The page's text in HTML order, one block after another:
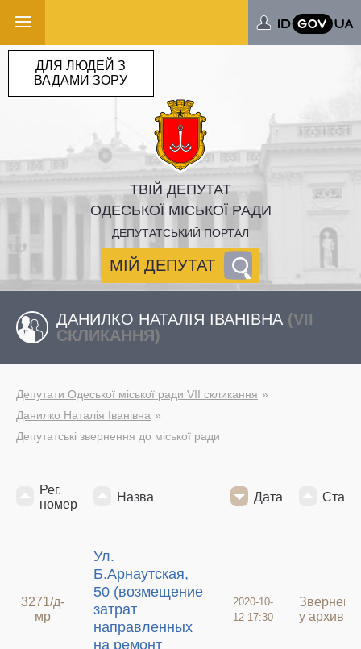
ТВІЙ ДЕПУТАТ
ОДЕСЬКОЇ МІСЬКОЇ РАДИ
ДЕПУТАТСЬКИЙ ПОРТАЛ
МІЙ ДЕПУТАТ
ДЛЯ ЛЮДЕЙ З
ВАДАМИ ЗОРУ
ДАНИЛКО НАТАЛІЯ ІВАНІВНА (VII
СКЛИКАННЯ)
Депутати Одеської міської ради VII скликання
Данилко Наталія Іванівна
Депутатські звернення до міської ради
Рег.
номер
Назва Дата
3271/д-
мр
Ул.
Б.Арнаутская,
50 (возмещение
затрат
направленных
на ремонт
2020-10-
12 17:30
у архиві